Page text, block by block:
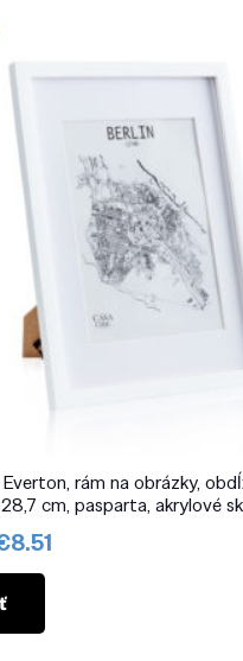
rám na obrázky,
cm, pasparta, akrylové
8.51Aktuálna